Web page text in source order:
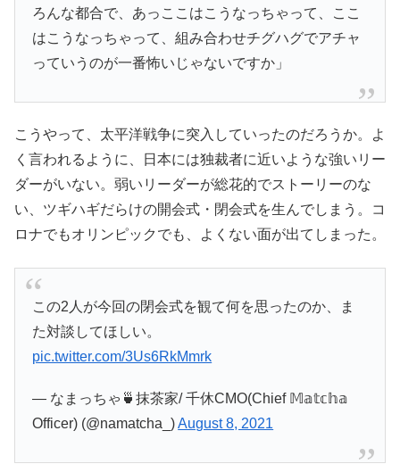
ろんな都合で、あっここはこうなっちゃって、ここ
はこうなっちゃって、組み合わせチグハグでアチャ
っていうのが一番怖いじゃないですか」
こうやって、太平洋戦争に突入していったのだろうか。よ
く言われるように、日本には独裁者に近いような強いリー
ダーがいない。弱いリーダーが総花的でストーリーのな
い、ツギハギだらけの開会式・閉会式を生んでしまう。コ
ロナでもオリンピックでも、よくない面が出てしまった。
この2人が今回の閉会式を観て何を思ったのか、ま
た対談してほしい。
pic.twitter.com/3Us6RkMmrk
— なまっちゃ🍵抹茶家/ 千休CMO(Chief 𝕄𝕒𝕥𝕔𝕙𝕒
Officer) (@namatcha_)August 8, 2021